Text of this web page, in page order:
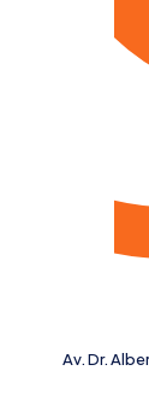
Av. Dr.